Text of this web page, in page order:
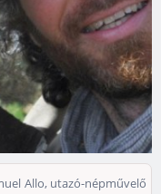
Allo, utazó-népművelő